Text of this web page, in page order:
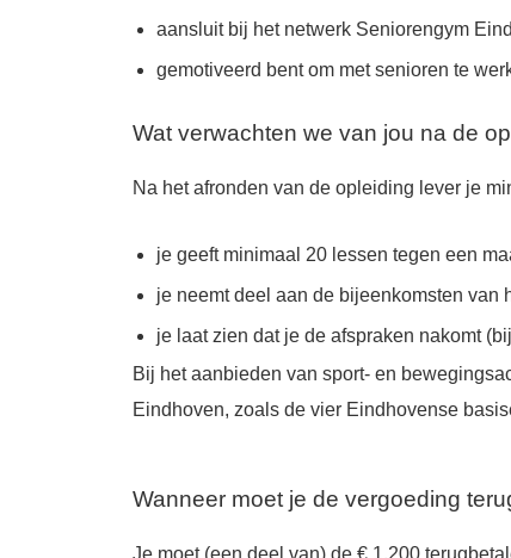
aansluit bij het netwerk Seniorengym
gemotiveerd bent om met senioren te
Wat verwachten we van jou na de
Na het afronden van de opleiding lever je
je geeft minimaal 20 lessen tegen een
je neemt deel aan de bijeenkomsten van
je laat zien dat je de afspraken nakomt
Bij het aanbieden van sport- en
Eindhoven, zoals de vier Eindhovense
Wanneer moet je de vergoeding
Je moet (een deel van) de € 1.200